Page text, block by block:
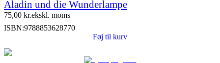
Aladin und die Wunderlampe
75,00 kr.ekskl. moms
ISBN:9788853628770
Føj til kurv